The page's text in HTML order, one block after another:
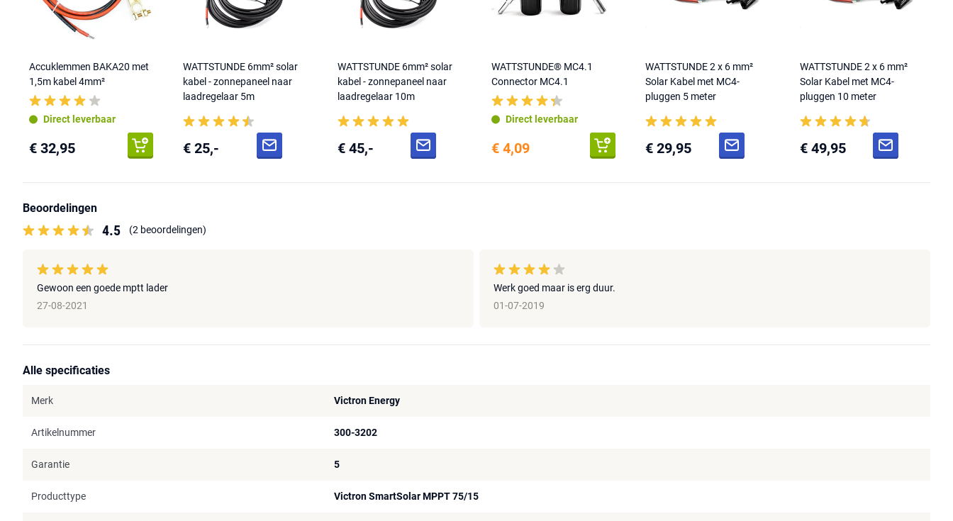
Accuklemmen BAKA20 met
1,5m kabel 4mm²
Direct leverbaar
€ 32,95
WATTSTUNDE 6mm² solar
kabel - zonnepaneel naar
laadregelaar 5m
€ 25,-
WATTSTUNDE 6mm² solar
kabel - zonnepaneel naar
laadregelaar 10m
€ 45,-
WATTSTUNDE® MC4.1
Connector MC4.1
Direct leverbaar
€ 4,09
WATTSTUNDE 2 x 6 mm²
Solar Kabel met MC4-
pluggen 5 meter
€ 29,95
WATTSTUNDE 2 x 6 mm²
Solar Kabel met MC4-
pluggen 10 meter
€ 49,95
Beoordelingen
4.5 (2 beoordelingen)
Gewoon een goede mptt lader
27-08-2021
Werk goed maar is erg duur.
01-07-2019
Alle specificaties
Merk Victron Energy
Artikelnummer 300-3202
Garantie 5
Producttype Victron SmartSolar MPPT 75/15